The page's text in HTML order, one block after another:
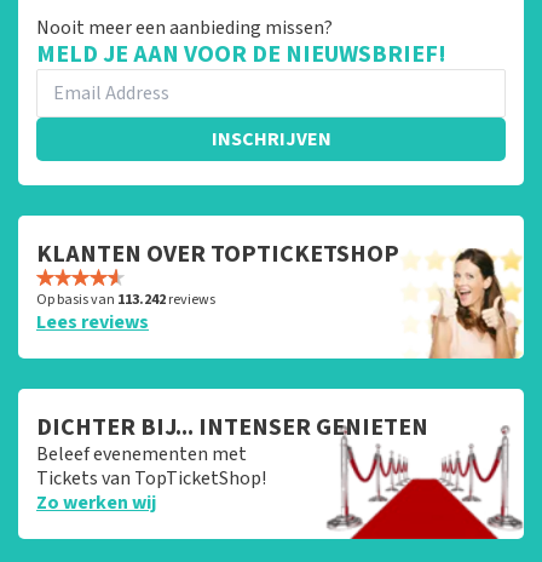
Nooit meer een aanbieding missen?
MELD JE AAN VOOR DE NIEUWSBRIEF!
INSCHRIJVEN
KLANTEN OVER TOPTICKETSHOP
Op basis van 113.242reviews
Lees reviews
DICHTER BIJ... INTENSER GENIETEN
Beleef evenementen met
Tickets van TopTicketShop!
Zo werken wij